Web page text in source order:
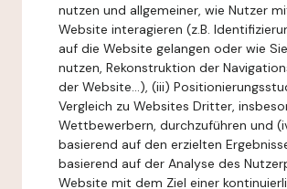
nutzen und allgemeiner, wie Nutzer
Website interagieren (z.B.
auf die Website gelangen oder wie
nutzen, Rekonstruktion der
der Website...), (iii)
Vergleich zu Websites Dritter,
Wettbewerbern, durchzuführen und
basierend auf den erzielten
basierend auf der Analyse des
Website mit dem Ziel einer